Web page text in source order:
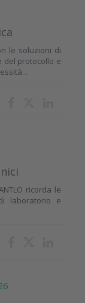
le soluzioni di
del protocollo e
ricorda le
laboratorio e